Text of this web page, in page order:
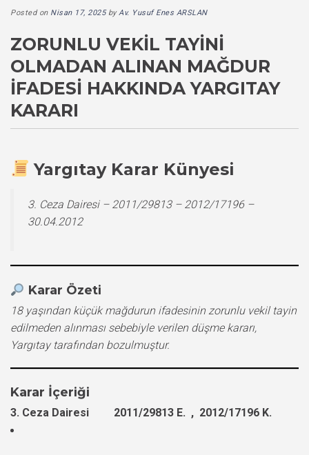
Posted on Nisan 17, 2025byAv. Yusuf Enes ARSLAN
ZORUNLU VEKIL TAYINI
OLMADAN ALINAN MAĞDUR
İFADESI HAKKINDA YARGITAY
KARARI
Yargıtay Karar Künyesi
3. Ceza Dairesi – 2011/29813 – 2012/17196 –
30.04.2012
Karar Özeti
18 yaşından küçük mağdurun ifadesinin zorunlu vekil tayin
edilmeden alınması sebebiyle verilen düşme kararı,
Yargıtay tarafından bozulmuştur.
Karar İçeriği
3. Ceza Dairesi 2011/29813 E. , 2012/17196 K.